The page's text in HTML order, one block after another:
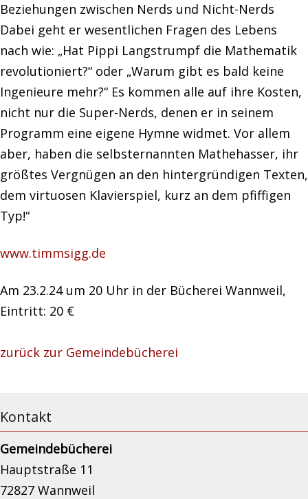
Beziehungen zwischen Nerds und Nicht-Nerds
Dabei geht er wesentlichen Fragen des Lebens
nach wie: „Hat Pippi Langstrumpf die Mathematik
revolutioniert?“ oder „Warum gibt es bald keine
Ingenieure mehr?“ Es kommen alle auf ihre Kosten,
nicht nur die Super-Nerds, denen er in seinem
Programm eine eigene Hymne widmet. Vor allem
aber, haben die selbsternannten Mathehasser, ihr
größtes Vergnügen an den hintergründigen Texten,
dem virtuosen Klavierspiel, kurz an dem pfiffigen
Typ!“
www.timmsigg.de
Am 23.2.24 um 20 Uhr in der Bücherei Wannweil,
Eintritt: 20 €
zurück zur Gemeindebücherei
Kontakt
Gemeindebücherei
Hauptstraße 11
72827 Wannweil